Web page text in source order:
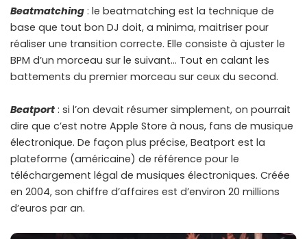
Beatmatching : le beatmatching est la technique de
base que tout bon DJ doit, a minima, maitriser pour
réaliser une transition correcte. Elle consiste à ajuster le
BPM d’un morceau sur le suivant… Tout en calant les
battements du premier morceau sur ceux du second.
Beatport : si l’on devait résumer simplement, on pourrait
dire que c’est notre Apple Store à nous, fans de musique
électronique. De façon plus précise, Beatport est la
plateforme (américaine) de référence pour le
téléchargement légal de musiques électroniques. Créée
en 2004, son chiffre d’affaires est d’environ 20 millions
d’euros par an.